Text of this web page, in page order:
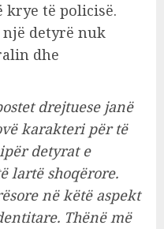
të policisë.
një detyrë nuk
dhe
drejtuese janë
karakteri për të
detyrat e
lartë shoqërore.
në këtë aspekt
Thënë më